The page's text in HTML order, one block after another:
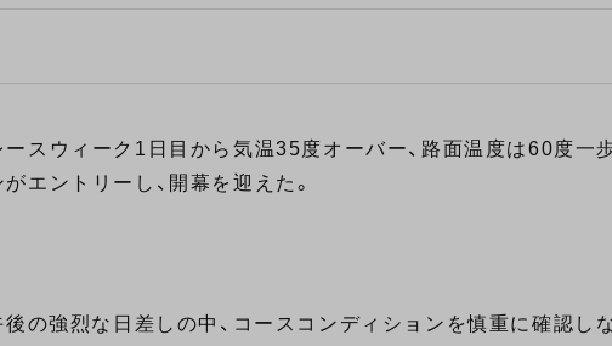
スウィーク1日目から気温35度オーバー、路面温度は60度一
エントリーし、開幕を迎えた。
の強烈な日差しの中、コースコンディションを慎重に確認し